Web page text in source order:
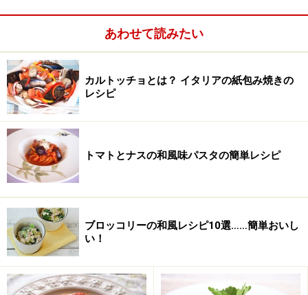
ブロッコリー丸々一本使って「ブロッコリ
ーの煮浸し」
出典： 芯まで使って、ブロッコリーの煮浸し [ホームメ
イドクッキング] All About
ブロッコリーはいつも花の部分しか食べませんよね？茎
をいつも捨ててしまっているけど、ブロッコリーの茎に
も栄養はたっぷりあるのです。捨てるなんて勿体ない！
だったらブロッコリーを丸々一本使って煮浸しを作りま
しょう。簡単に作れる和風ブロッコリーの煮浸しレシピ
です。
あわせて読みたい
カルトッチョとは？ イタリアの紙包み焼きの
レシピ
トマトとナスの和風味パスタの簡単レシピ
ブロッコリーの和風レシピ10選……簡単おいし
い！